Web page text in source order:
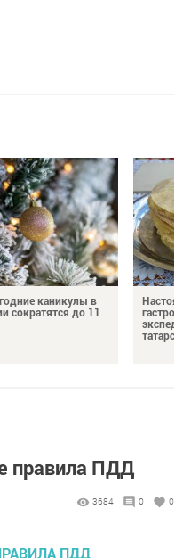
каникулы в
сократятся до 11
правила ПДД
3684 0 0